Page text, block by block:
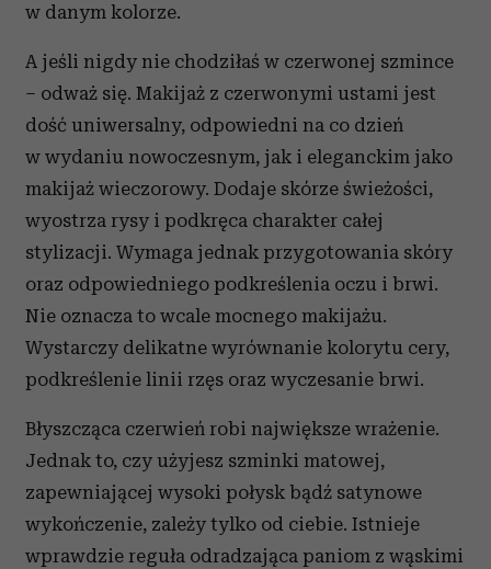
w danym kolorze.
A jeśli nigdy nie chodziłaś w czerwonej szmince
– odważ się. Makijaż z czerwonymi ustami jest
dość uniwersalny, odpowiedni na co dzień
w wydaniu nowoczesnym, jak i eleganckim jako
makijaż wieczorowy. Dodaje skórze świeżości,
wyostrza rysy i podkręca charakter całej
stylizacji. Wymaga jednak przygotowania skóry
oraz odpowiedniego podkreślenia oczu i brwi.
Nie oznacza to wcale mocnego makijażu.
Wystarczy delikatne wyrównanie kolorytu cery,
podkreślenie linii rzęs oraz wyczesanie brwi.
Błyszcząca czerwień robi największe wrażenie.
Jednak to, czy użyjesz szminki matowej,
zapewniającej wysoki połysk bądź satynowe
wykończenie, zależy tylko od ciebie. Istnieje
wprawdzie reguła odradzająca paniom z wąskimi